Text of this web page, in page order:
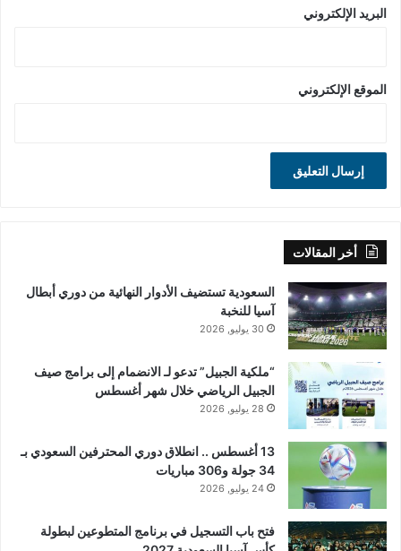
البريد الإلكتروني
الموقع الإلكتروني
أخر المقالات
السعودية تستضيف الأدوار النهائية من دوري أبطال
آسيا للنخبة
30 يوليو, 2026
“ملكية الجبيل” تدعو لـ الانضمام إلى برامج صيف
الجبيل الرياضي خلال شهر أغسطس
28 يوليو, 2026
13 أغسطس .. انطلاق دوري المحترفين السعودي بـ
34 جولة و306 مباريات
24 يوليو, 2026
فتح باب التسجيل في برنامج المتطوعين لبطولة